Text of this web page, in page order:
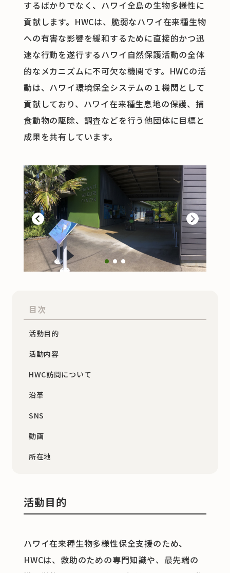
するばかりでなく、ハワイ全島の生物多様性に
貢献します。HWCは、脆弱なハワイ在来種生物
への有害な影響を緩和するために直接的かつ迅
速な行動を遂行するハワイ自然保護活動の全体
的なメカニズムに不可欠な機関です。HWCの活
動は、ハワイ環境保全システムの１機関として
貢献しており、ハワイ在来種生息地の保護、捕
食動物の駆除、調査などを行う他団体に目標と
成果を共有しています。
Previous Next
1 2 3
目次
活動目的
活動内容
HWC訪問について
沿革
SNS
動画
所在地
活動目的
ハワイ在来種生物多様性保全支援のため、
HWCは、救助のための専門知識や、最先端の